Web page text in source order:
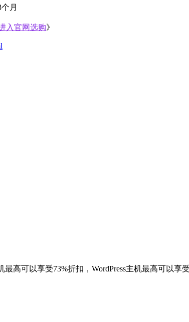
月
入官网选购》
高可以享受73%折扣，WordPress主机最高可以享受